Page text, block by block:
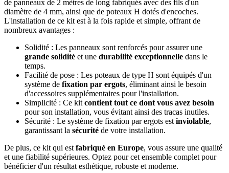
de panneaux de 2 mètres de long fabriqués avec des fils d'un
diamètre de 4 mm, ainsi que de poteaux H dotés d'encoches.
L'installation de ce kit est à la fois rapide et simple, offrant de
nombreux avantages :
Solidité : Les panneaux sont renforcés pour assurer une
grande solidité et une durabilité exceptionnelle dans le
temps.
Facilité de pose : Les poteaux de type H sont équipés d'un
système de fixation par ergots, éliminant ainsi le besoin
d'accessoires supplémentaires pour l'installation.
Simplicité : Ce kit contient tout ce dont vous avez besoin
pour son installation, vous évitant ainsi des tracas inutiles.
Sécurité : Le système de fixation par ergots est inviolable,
garantissant la sécurité de votre installation.
De plus, ce kit qui est fabriqué en Europe, vous assure une qualité
et une fiabilité supérieures. Optez pour cet ensemble complet pour
bénéficier d'un résultat esthétique, robuste et moderne.